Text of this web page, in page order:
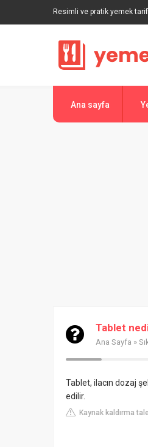
Resimli ve pratik yemek
Ana sayfa
Tablet
Ana Sayfa »
Tablet, ilacın dozaj
edilir.
Kaynak kaldırma